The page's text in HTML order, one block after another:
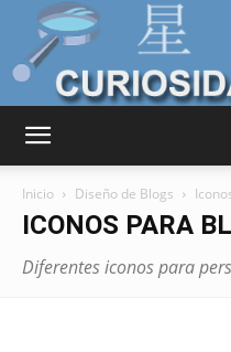
Inicio Diseño de Blogs
ICONOS PARA
Diferentes iconos para